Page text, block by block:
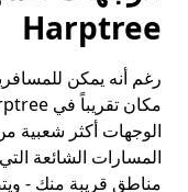
Harptree
رغم أنه يمكن
الوجهات أكثر شعبية
المسارات الشائعة
مناطق قريبة منك -